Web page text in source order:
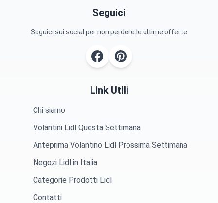
Seguici
Seguici sui social per non perdere le ultime offerte
Link Utili
Chi siamo
Volantini Lidl Questa Settimana
Anteprima Volantino Lidl Prossima Settimana
Negozi Lidl in Italia
Categorie Prodotti Lidl
Contatti